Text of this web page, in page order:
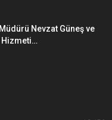
Nevzat Güneş ve
Hizmeti…